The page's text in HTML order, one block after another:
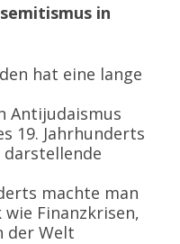
in
hat eine lange
Antijudaismus
19. Jahrhunderts
darstellende
machte man
Finanzkrisen,
der Welt